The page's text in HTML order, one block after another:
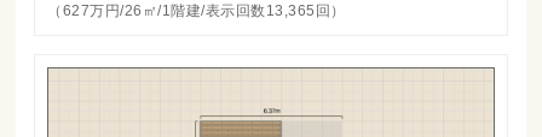
（627万円/26㎡/1階建/表示回数13,365回）